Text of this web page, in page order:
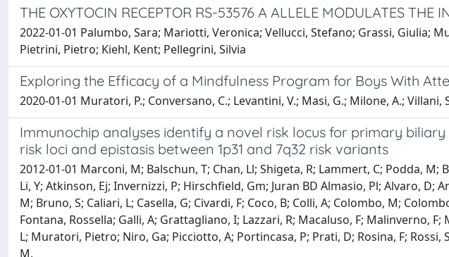
THE OXYTOCIN RECEPTOR RS-53576 A ALLELE MODULATES
2022-01-01 Palumbo, Sara; Mariotti, Veronica; Vellucci, Stefano; Grassi, Giulia;
Pietrini, Pietro; Kiehl, Kent; Pellegrini, Silvia
Exploring the Efficacy of a Mindfulness Program for Boys With
2020-01-01 Muratori, P.; Conversano, C.; Levantini, V.; Masi, G.; Milone, A.; Villani,
Immunochip analyses identify a novel risk locus for primary
risk loci and epistasis between 1p31 and 7q32 risk variants
2012-01-01 Marconi, M; Balschun, T; Chan, Ll; Shigeta, R; Lammert, C; Podda, M;
Li, Y; Atkinson, Ej; Invernizzi, P; Hirschfield, Gm; Juran BD Almasio, Pl; Alvaro,
M; Bruno, S; Caliari, L; Casella, G; Civardi, F; Coco, B; Colli, A; Colombo, M;
Fontana, Rossella; Galli, A; Grattagliano, I; Lazzari, R; Macaluso, F; Malinverno,
L; Muratori, Pietro; Niro, Ga; Picciotto, A; Portincasa, P; Prati, D; Rosina, F;
M.